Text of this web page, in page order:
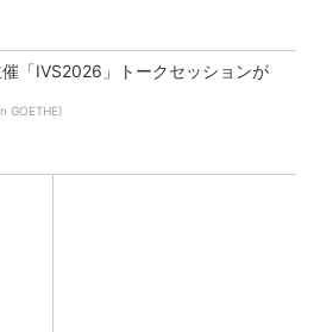
「IVS2026」トークセッションが
GOETHE)